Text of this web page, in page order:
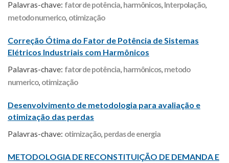
Palavras-chave: fator de potência, harmônicos, Interpolação,
metodo numerico, otimização
Correção Ótima do Fator de Potência de Sistemas
Elétricos Industriais com Harmônicos
Palavras-chave: fator de potência, harmônicos, metodo
numerico, otimização
Desenvolvimento de metodologia para avaliação e
otimização das perdas
Palavras-chave: otimização, perdas de energia
METODOLOGIA DE RECONSTITUIÇÃO DE DEMANDA E